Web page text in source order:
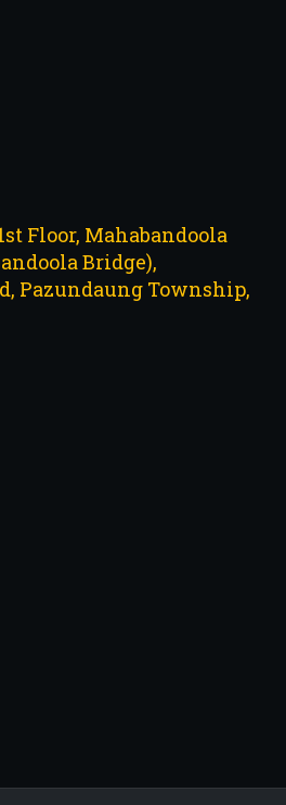
Floor, Mahabandoola
Bridge),
Pazundaung Township,